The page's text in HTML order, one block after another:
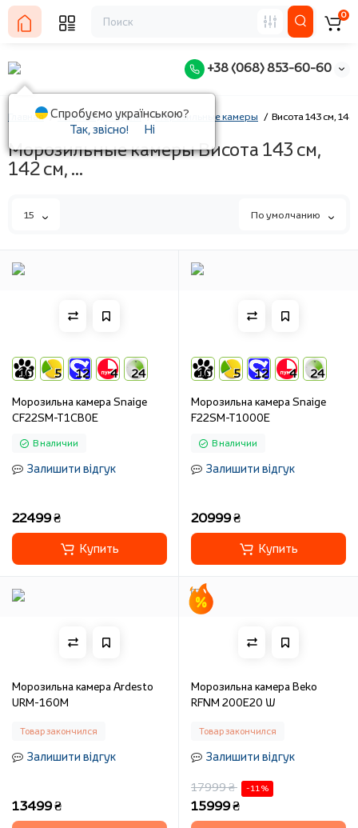
+38 (068) 853-60-60
0
Главная Техника для кухни Морозильные камеры Висота 143 см, 142
Морозильные камеры Висота 143 см,
142 см, ...
15 По умолчанию
10 5 12 4 24
Морозильна камера Snaige
CF22SM-T1CB0E
В наличии
Залишити відгук
22499 ₴
Купить
10 5 12 4 24
Морозильна камера Snaige
F22SM-T1000E
В наличии
Залишити відгук
20999 ₴
Купить
Морозильна камера Ardesto
URM-160M
Товар закончился
Залишити відгук
13499 ₴
Морозильна камера Beko
RFNM 200E20 W
Товар закончился
Залишити відгук
17999 ₴
-11 %
15999 ₴
Спробуємо українською?
Так, звісно!
Ні